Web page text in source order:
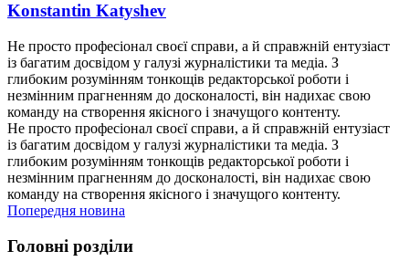
Konstantin Katyshev
Не просто професіонал своєї справи, а й справжній ентузіаст
із багатим досвідом у галузі журналістики та медіа. З
глибоким розумінням тонкощів редакторської роботи і
незмінним прагненням до досконалості, він надихає свою
команду на створення якісного і значущого контенту.
Не просто професіонал своєї справи, а й справжній ентузіаст
із багатим досвідом у галузі журналістики та медіа. З
глибоким розумінням тонкощів редакторської роботи і
незмінним прагненням до досконалості, він надихає свою
команду на створення якісного і значущого контенту.
Попередня новина
Головні розділи